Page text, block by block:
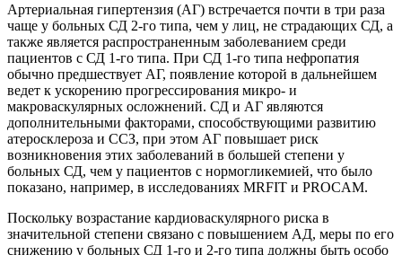
Артериальная гипертензия (АГ) встречается почти в три раза
чаще у больных СД 2-го типа, чем у лиц, не страдающих СД, а
также является распространенным заболеванием среди
пациентов с СД 1-го типа. При СД 1-го типа нефропатия
обычно предшествует АГ, появление которой в дальнейшем
ведет к ускорению прогрессирования микро- и
макроваскулярных осложнений. СД и АГ являются
дополнительными факторами, способствующими развитию
атеросклероза и ССЗ, при этом АГ повышает риск
возникновения этих заболеваний в большей степени у
больных СД, чем у пациентов с нормогликемией, что было
показано, например, в исследованиях MRFIT и PROCAM.
Поскольку возрастание кардиоваскулярного риска в
значительной степени связано с повышением АД, меры по его
снижению у больных СД 1-го и 2-го типа должны быть особо